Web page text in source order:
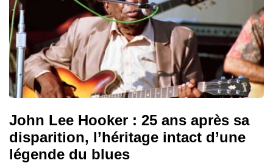
John Lee Hooker : 25 ans après sa
disparition, l’héritage intact d’une
légende du blues